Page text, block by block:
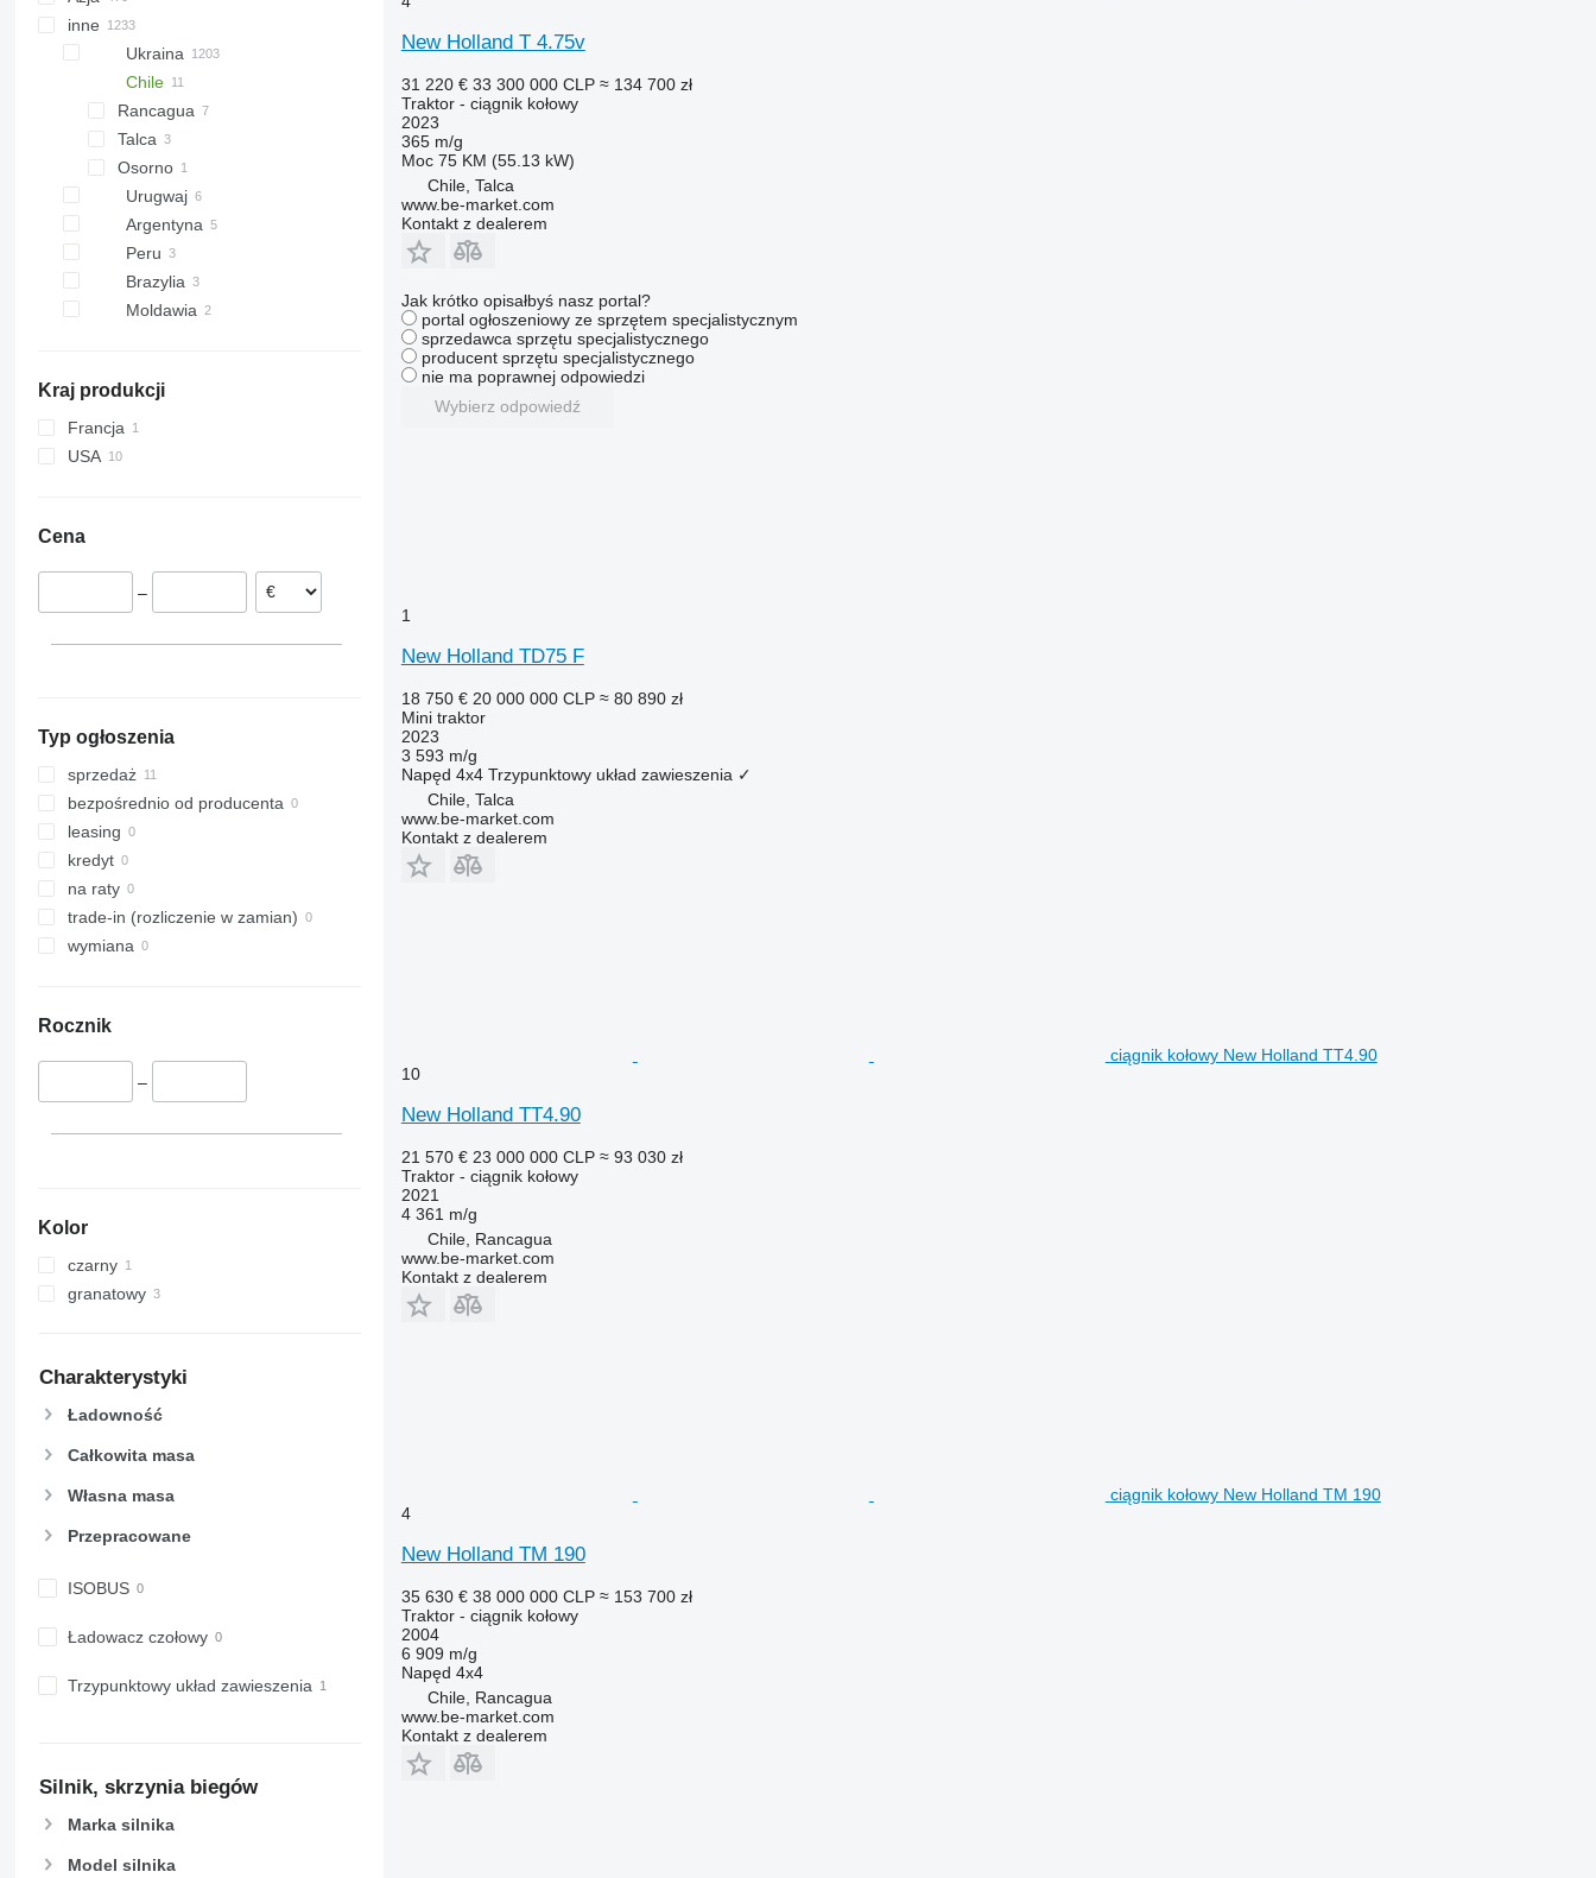
Olesno
Maków Podhalański
Oświęcim
pokaż wszystkie
Milicz
Syców
Lubomierz
Kunice
pokaż wszystkie
Grodków
Grudziądz
Bodzentyn
Holandia
Austria
Norwegia
Dania
Rumunia
Wielka Brytania
pokaż wszystkie
Kanada
USA
Japonia
Turcja
India
Chiny
Emiraty Arabskie
Uzbekistan
Kirgistan
Gruzja
pokaż wszystkie
inne
Ukraina
Chile
Rancagua
Talca
Osorno
Urugwaj
Argentyna
Peru
Brazylia
Moldawia
Kraj produkcji
Francja
USA
Cena
–
Typ ogłoszenia
sprzedaż
bezpośrednio od producenta
leasing
kredyt
na raty
trade-in (rozliczenie w zamian)
wymiana
Rocznik
–
Kolor
czarny
granatowy
Charakterystyki
Ładowność
Całkowita masa
Własna masa
Przepracowane
ISOBUS
Ładowacz czołowy
Trzypunktowy układ zawieszenia
Silnik, skrzynia biegów
Marka silnika
Model silnika
New Holland T 4.75v
31 220 € 33 300 000 CLP ≈ 134 700 zł
Traktor - ciągnik kołowy
2023
365 m/g
Moc 75 KM (55.13 kW)
Chile, Talca
www.be-market.com
Kontakt z dealerem
Jak krótko opisałbyś nasz portal?
portal ogłoszeniowy ze sprzętem specjalistycznym
sprzedawca sprzętu specjalistycznego
producent sprzętu specjalistycznego
nie ma poprawnej odpowiedzi
Wybierz odpowiedź
1
New Holland TD75 F
18 750 € 20 000 000 CLP ≈ 80 890 zł
Mini traktor
2023
3 593 m/g
Napęd 4x4 Trzypunktowy układ zawieszenia ✓
Chile, Talca
www.be-market.com
Kontakt z dealerem
ciągnik kołowy New Holland TT4.90
10
New Holland TT4.90
21 570 € 23 000 000 CLP ≈ 93 030 zł
Traktor - ciągnik kołowy
2021
4 361 m/g
Chile, Rancagua
www.be-market.com
Kontakt z dealerem
ciągnik kołowy New Holland TM 190
4
New Holland TM 190
35 630 € 38 000 000 CLP ≈ 153 700 zł
Traktor - ciągnik kołowy
2004
6 909 m/g
Napęd 4x4
Chile, Rancagua
www.be-market.com
Kontakt z dealerem